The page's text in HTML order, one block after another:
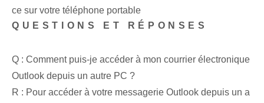
ce sur votre téléphone portable
QUESTIONS ET RÉPONSES
Q : Comment puis-je accéder à ⁣mon⁤ courrier électronique
Outlook⁤ depuis un autre PC ?
R : Pour accéder à votre messagerie Outlook depuis un a